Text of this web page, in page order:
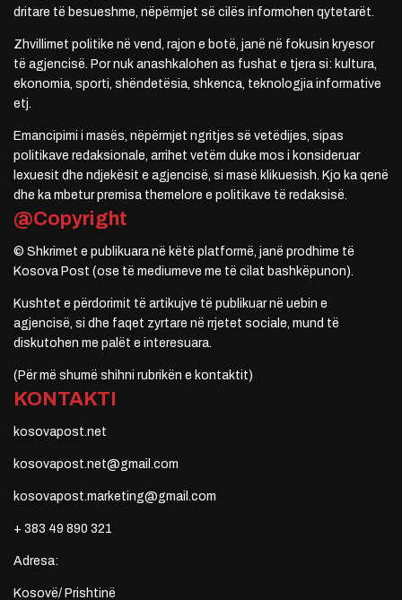
dritare të besueshme, nëpërmjet së cilës informohen qytetarët.
Zhvillimet politike në vend, rajon e botë, janë në fokusin kryesor
të agjencisë. Por nuk anashkalohen as fushat e tjera si: kultura,
ekonomia, sporti, shëndetësia, shkenca, teknologjia informative
etj.
Emancipimi i masës, nëpërmjet ngritjes së vetëdijes, sipas
politikave redaksionale, arrihet vetëm duke mos i konsideruar
lexuesit dhe ndjekësit e agjencisë, si masë klikuesish. Kjo ka qenë
dhe ka mbetur premisa themelore e politikave të redaksisë.
@Copyright
© Shkrimet e publikuara në këtë platformë, janë prodhime të
Kosova Post (ose të mediumeve me të cilat bashkëpunon).
Kushtet e përdorimit të artikujve të publikuar në uebin e
agjencisë, si dhe faqet zyrtare në rrjetet sociale, mund të
diskutohen me palët e interesuara.
(Për më shumë shihni rubrikën e kontaktit)
KONTAKTI
kosovapost.net
kosovapost.net@gmail.com
kosovapost.marketing@gmail.com
+ 383 49 890 321
Adresa:
Kosovë/ Prishtinë